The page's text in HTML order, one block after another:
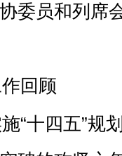
委员和列席
回顾
“十四五”规